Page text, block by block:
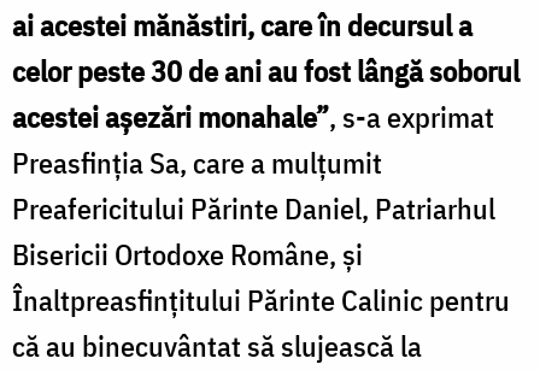
ai acestei mănăstiri, care în decursul a
celor peste 30 de ani au fost lângă soborul
acestei așezări monahale”, s-a exprimat
Preasfinția Sa, care a mulțumit
Preafericitului Părinte Daniel, Patriarhul
Bisericii Ortodoxe Române, și
Înaltpreasfințitului Părinte Calinic pentru
că au binecuvântat să slujească la